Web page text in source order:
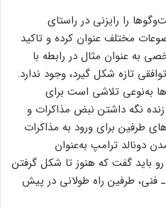
را رایزنی در راستای
مختلف عنوان کرده و تاکید
به عنوان مثال در رابطه با
تازه شکل گیرد، وجود ندارد.
به‌نوعی تلاشی است برای
نگه داشتن نبض مذاکرات و
طرفین برای ورود به مذاکرات
دونالد ترامپ به‌عنوان
باید گفت که هنوز تا شکل گرفتن
طرفین راه طولانی در پیش